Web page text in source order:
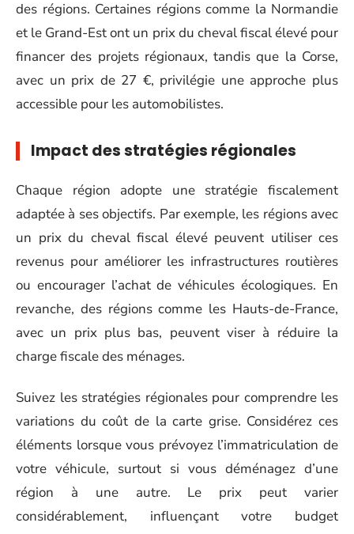
des régions. Certaines régions comme la Normandie
et le Grand-Est ont un prix du cheval fiscal élevé pour
financer des projets régionaux, tandis que la Corse,
avec un prix de 27 €, privilégie une approche plus
accessible pour les automobilistes.
Impact des stratégies régionales
Chaque région adopte une stratégie fiscalement
adaptée à ses objectifs. Par exemple, les régions avec
un prix du cheval fiscal élevé peuvent utiliser ces
revenus pour améliorer les infrastructures routières
ou encourager l’achat de véhicules écologiques. En
revanche, des régions comme les Hauts-de-France,
avec un prix plus bas, peuvent viser à réduire la
charge fiscale des ménages.
Suivez les stratégies régionales pour comprendre les
variations du coût de la carte grise. Considérez ces
éléments lorsque vous prévoyez l’immatriculation de
votre véhicule, surtout si vous déménagez d’une
région à une autre. Le prix peut varier
considérablement, influençant votre budget